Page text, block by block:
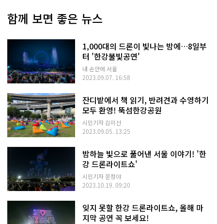
함께 보면 좋은 뉴스
1,000대의 드론이 빛나는 밤에…8일부
터 '한강불빛공연'
내 손안에 서울
2023.09.07. 16:58
잔디밭에서 책 읽기, 반려견과 수영하기
모두 환영! 뚝섬한강공원
시민기자 김미선
2023.09.05. 13:25
밤하늘 빛으로 풀어낸 서울 이야기! '한
강 드론라이트쇼'
시민기자 문청야
2023.10.19. 09:20
잊지 못할 한강 드론라이트쇼, 올해 마
지막 공연 꼭 보세요!